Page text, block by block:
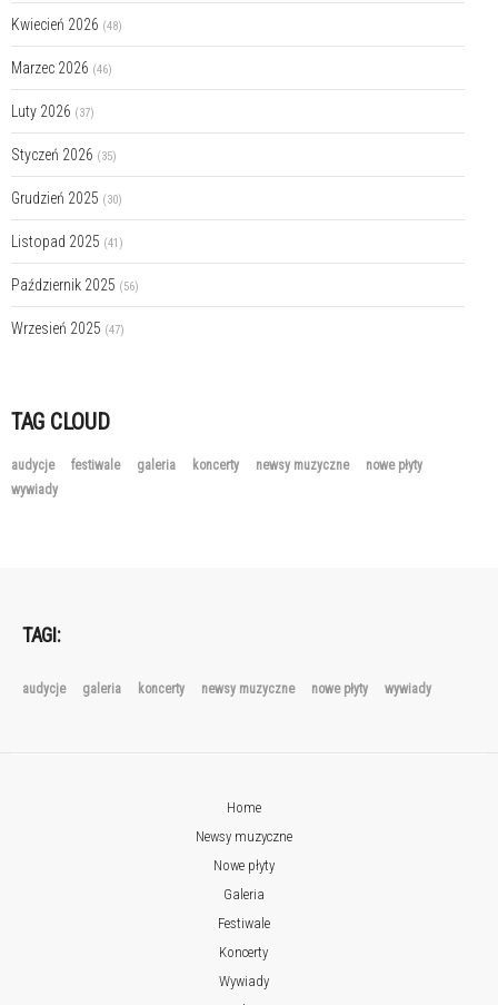
Kwiecień 2026 (48)
Marzec 2026 (46)
Luty 2026 (37)
Styczeń 2026 (35)
Grudzień 2025 (30)
Listopad 2025 (41)
Październik 2025 (56)
Wrzesień 2025 (47)
TAG CLOUD
audycje festiwale galeria koncerty newsy muzyczne
nowe płyty
wywiady
TAGI:
audycje galeria koncerty newsy muzyczne nowe płyty wywiady
Home
Newsy muzyczne
Nowe płyty
Galeria
Festiwale
Koncerty
Wywiady